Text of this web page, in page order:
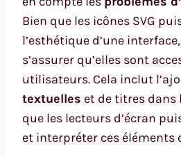
Bien que les icônes SVG
l’esthétique d’une
s’assurer qu’elles sont
utilisateurs. Cela inclut
textuelles et de titres dans
que les lecteurs d’écran
et interpréter ces éléments